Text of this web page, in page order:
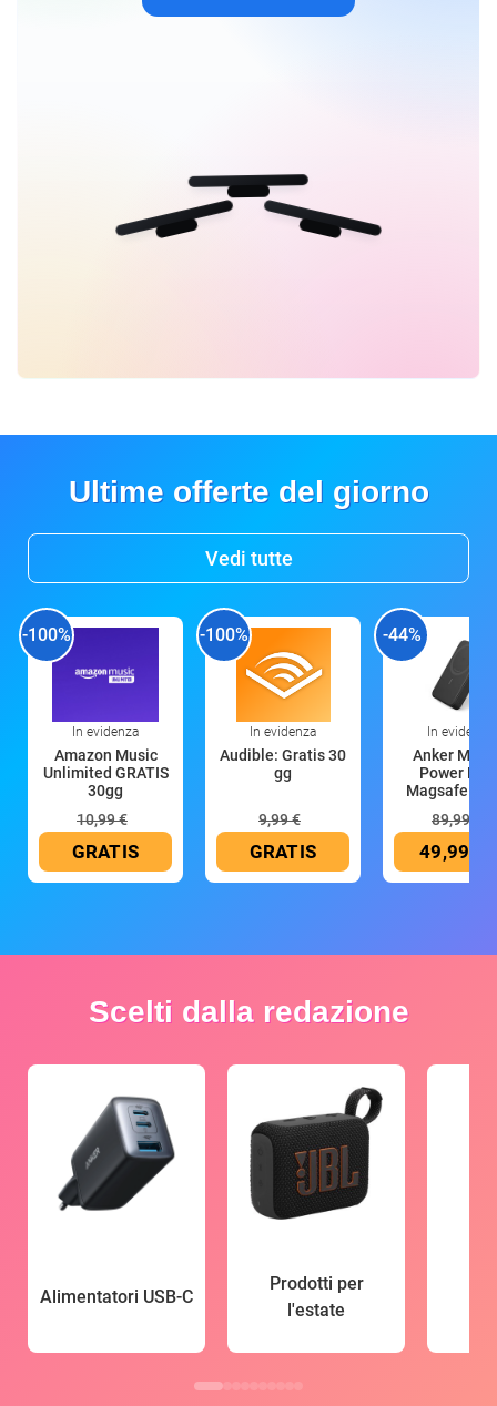
Ultime offerte del giorno
Vedi tutte
-100%
In evidenza
Amazon Music
Unlimited GRATIS
30gg
10,99 €
GRATIS
-100%
In evidenza
Audible: Gratis 30
gg
9,99 €
GRATIS
-44%
In evidenza
Anker
Power
Magsafe
89,99 €
49,99 €
Scelti dalla redazione
Alimentatori USB-C
Prodotti per
l'estate